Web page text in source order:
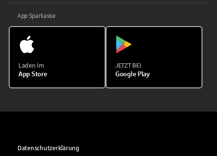
App Sparkasse
Laden im
App Store
JETZT BEI
Google Play
Datenschutzerklärung